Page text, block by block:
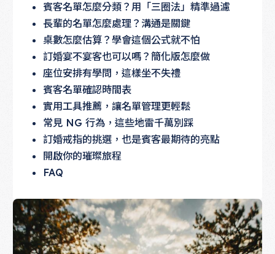
賓客名單怎麼分類？用「三圈法」精準過濾
長輩的名單怎麼處理？溝通是關鍵
桌數怎麼估算？學會這個公式就不怕
訂婚宴不宴客也可以嗎？簡化版怎麼做
座位安排有學問，這樣坐不失禮
賓客名單確認時間表
實用工具推薦，讓名單管理更輕鬆
常見 NG 行為，這些地雷千萬別踩
訂婚戒指的挑選，也是賓客最期待的亮點
開啟你的璀璨旅程
FAQ